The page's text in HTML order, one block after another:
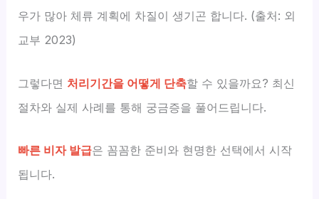
우가 많아 체류 계획에 차질이 생기곤 합니다. (출처: 외
교부 2023)
그렇다면 처리기간을 어떻게 단축할 수 있을까요? 최신
절차와 실제 사례를 통해 궁금증을 풀어드립니다.
빠른 비자 발급은 꼼꼼한 준비와 현명한 선택에서 시작
됩니다.